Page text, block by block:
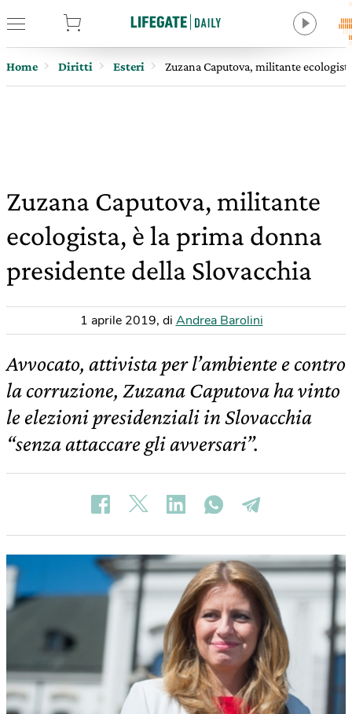
Home Diritti Esteri Zuzana Caputova, militante
Zuzana Caputova, militante
ecologista, è la prima donna
presidente della Slovacchia
1 aprile 2019, di Andrea Barolini
Avvocato, attivista per l’ambiente e contro
la corruzione, Zuzana Caputova ha vinto
le elezioni presidenziali in Slovacchia
“senza attaccare gli avversari”.